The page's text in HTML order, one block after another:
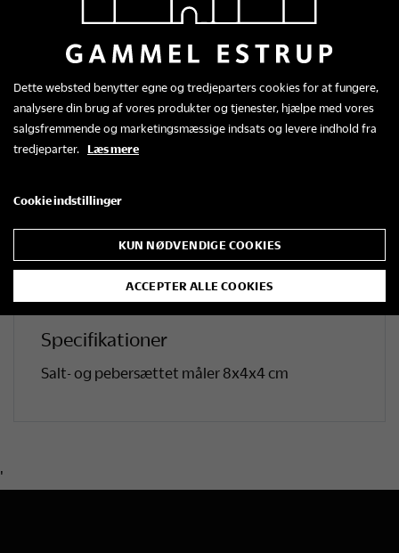
Mini salt- og pebersæt
med logo
Enkelt og elegant salt- og pebersæt i hvidt
porcelæn med Gammel Estrups logo.
matchende holder, der samler dem og giver et
Et praktisk og dekorativt indslag til spisebordet
– og et hyggeligt minde fra besøget, som kan
bruges i hverdagen.
Specifikationer
Salt- og pebersættet måler 8x4x4 cm
'
Dette websted benytter egne og tredjeparters cookies for at fungere,
analysere din brug af vores produkter og tjenester, hjælpe med vores
salgsfremmende og marketingsmæssige indsats og levere indhold fra
tredjeparter. Læs mere
Cookie indstillinger
KUN NØDVENDIGE COOKIES
ACCEPTER ALLE COOKIES